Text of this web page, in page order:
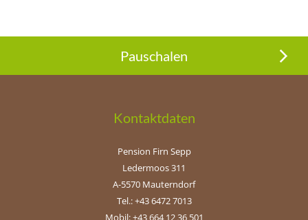
Pauschalen
Kontaktdaten
Pension Firn Sepp
Ledermoos 311
A-5570 Mauterndorf
Tel.: +43 6472 7013